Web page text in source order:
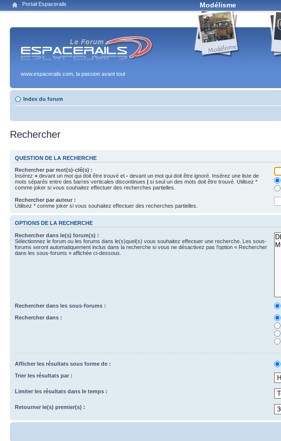
Portail Espacerails Modélisme
www.espacerails.com, la passion avant tout
Index du forum
Rechercher
QUESTION DE LA RECHERCHE
Rechercher par mot(s)-clé(s) :
Insérez + devant un mot qui doit être trouvé et - devant un mot qui doit être ignoré. Insérez une liste de
mots séparés entre des barres verticales discontinues | si seul un des mots doit être trouvé. Utilisez *
comme joker si vous souhaitez effectuer des recherches partielles.
Rechercher par auteur :
Utilisez * comme joker si vous souhaitez effectuer des recherches partielles.
OPTIONS DE LA RECHERCHE
Rechercher dans le(s) forum(s) :
Sélectionnez le forum ou les forums dans le(s)quel(s) vous souhaitez effectuer une recherche. Les sous-
forums seront automatiquement inclus dans la recherche si vous ne désactivez pas l’option « Rechercher
dans les sous-forums » affichée ci-dessous.
Rechercher dans les sous-forums :
Rechercher dans :
Afficher les résultats sous forme de :
Trier les résultats par :
Limiter les résultats dans le temps :
Retourner le(s) premier(s) :